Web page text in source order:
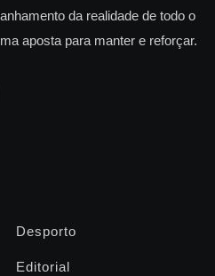
da realidade de todo o
aposta para manter e reforçar.
Desporto
Editorial